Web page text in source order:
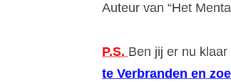
Auteur van “Het
P.S. Ben jij er nu
te Verbranden en